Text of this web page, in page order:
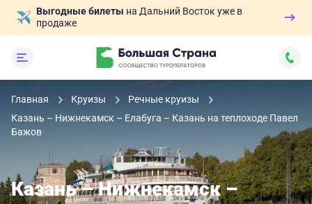
Выгодные билеты на Дальний Восток уже в
продаже
Главная Круизы
Речные круизы
Казань – Нижнекамск – Елабуга – Казань на теплоходе Павел
Бажов
Казань – Нижнекамск –